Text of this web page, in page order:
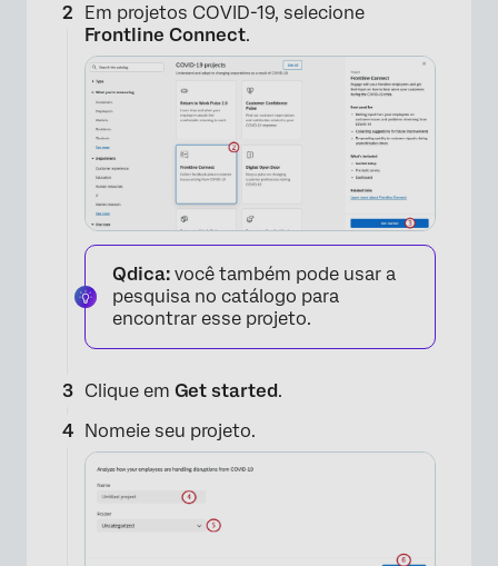
Em projetos COVID-19, selecione
Frontline Connect.
Qdica: você também pode usar a
pesquisa no catálogo para
encontrar esse projeto.
Clique em Get started.
Nomeie seu projeto.